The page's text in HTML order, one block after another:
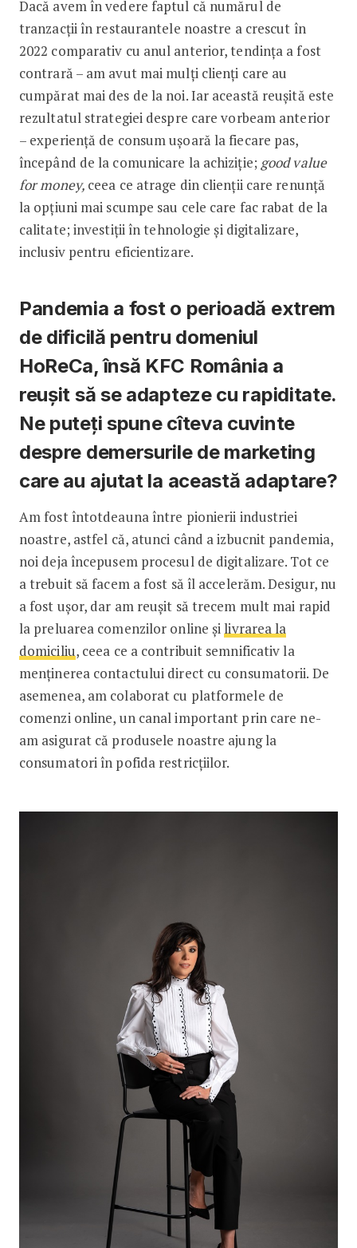
Dacă avem în vedere faptul că numărul de
tranzacții în restaurantele noastre a crescut în
2022 comparativ cu anul anterior, tendința a fost
contrară – am avut mai mulți clienți care au
cumpărat mai des de la noi. Iar această reușită este
rezultatul strategiei despre care vorbeam anterior
– experiență de consum ușoară la fiecare pas,
începând de la comunicare la achiziție; good value
for money, ceea ce atrage din clienții care renunță
la opțiuni mai scumpe sau cele care fac rabat de la
calitate; investiții în tehnologie și digitalizare,
inclusiv pentru eficientizare.
Pandemia a fost o perioadă extrem
de dificilă pentru domeniul
HoReCa, însă KFC România a
reușit să se adapteze cu rapiditate.
Ne puteți spune cîteva cuvinte
despre demersurile de marketing
care au ajutat la această adaptare?
Am fost întotdeauna între pionierii industriei
noastre, astfel că, atunci când a izbucnit pandemia,
noi deja începusem procesul de digitalizare. Tot ce
a trebuit să facem a fost să îl accelerăm. Desigur, nu
a fost ușor, dar am reușit să trecem mult mai rapid
la preluarea comenzilor online și livrarea la
domiciliu, ceea ce a contribuit semnificativ la
menținerea contactului direct cu consumatorii. De
asemenea, am colaborat cu platformele de
comenzi online, un canal important prin care ne-
am asigurat că produsele noastre ajung la
consumatori în pofida restricțiilor.